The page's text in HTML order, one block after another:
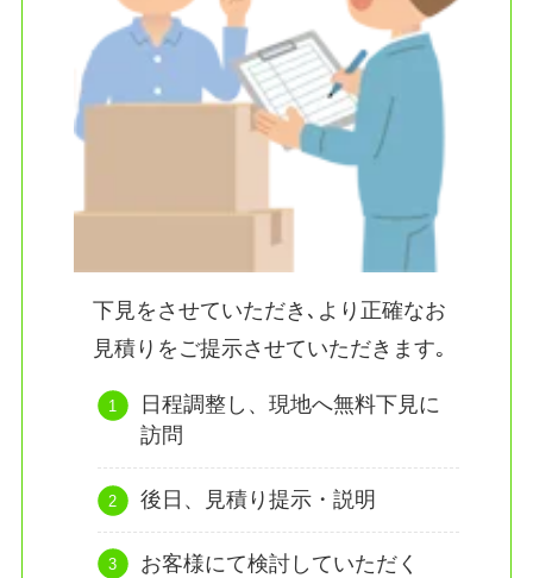
下見をさせていただき､より正確なお
見積りをご提示させていただきます｡
日程調整し、現地へ無料下見に
訪問
後日、見積り提示・説明
お客様にて検討していただく